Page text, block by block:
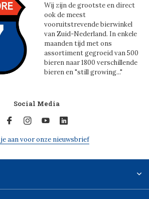
Wij zijn de grootste en direct
ook de meest
vooruitstrevende bierwinkel
van Zuid-Nederland. In enkele
maanden tijd met ons
assortiment gegroeid van 500
bieren naar 1800 verschillende
bieren en "still growing..."
Social Media
aan voor onze nieuwsbrief